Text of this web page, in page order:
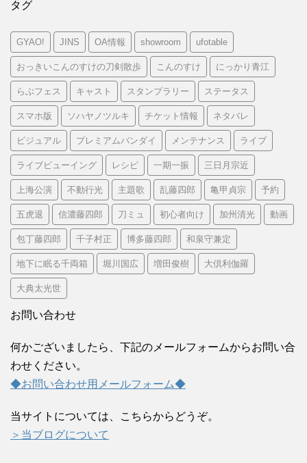
タグ
GYAO! JINS OA情報 showroom ufotable
おっきいこんのすけの刀剣散歩 こんのすけ にっかり青江
らぶフェス キャスト スタンプラリー ステータス
スマホ版 ソハヤノツルキ チケット情報 ネタバレ
ビジュアル プレミアムバンダイ メンテナンス ライブ
ライブビューイング レシピ 一期一振 三日月宗近
上海公演 不動行光 主題歌 乱藤四郎 亀甲貞宗 予約
五虎退 信濃藤四郎 刀ミュ 初心者向け 加州清光 動画
包丁藤四郎 千子村正 博多藤四郎 和泉守兼定
地下に眠る千両箱 堀川国広 増田俊樹 大倶利伽羅
大典太光世
お問い合わせ
何かございましたら、下記のメールフォームからお問い合
わせください。
◆お問い合わせ用メールフォーム◆
当サイトについては、こちらからどうぞ。
＞当ブログについて